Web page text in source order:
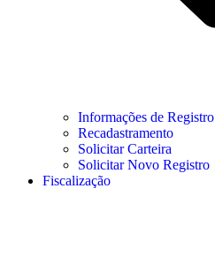
Informações de Registro
Recadastramento
Solicitar Carteira
Solicitar Novo Registro
Fiscalização